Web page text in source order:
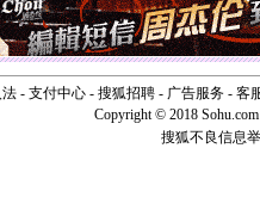
如意,快
[元旦]看
断电。爱
你是我
[元旦]
如
起；二是
离。水晶
- 支付中心- 搜狐招聘- 广告服务- 客
Copyright © 2018
搜狐不良信息